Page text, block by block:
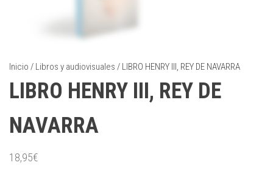
Inicio / Libros y audiovisuales / LIBRO HENRY III, REY DE NAVARRA
LIBRO HENRY III, REY DE
NAVARRA
18,95€